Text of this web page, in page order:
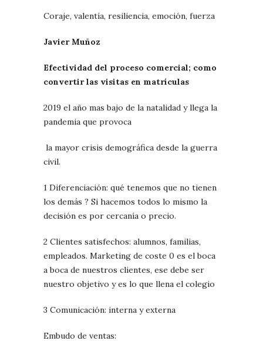
Coraje, valentía, resiliencia, emoción, fuerza
Javier Muñoz
Efectividad del proceso comercial; como
convertir las visitas en matrículas
2019 el año mas bajo de la natalidad y llega la
pandemia que provoca
la mayor crisis demográfica desde la guerra
civil.
1 Diferenciación: qué tenemos que no tienen
los demás ? Si hacemos todos lo mismo la
decisión es por cercanía o precio.
2 Clientes satisfechos: alumnos, familias,
empleados. Marketing de coste 0 es el boca
a boca de nuestros clientes, ese debe ser
nuestro objetivo y es lo que llena el colegio
3 Comunicación: interna y externa
Embudo de ventas: